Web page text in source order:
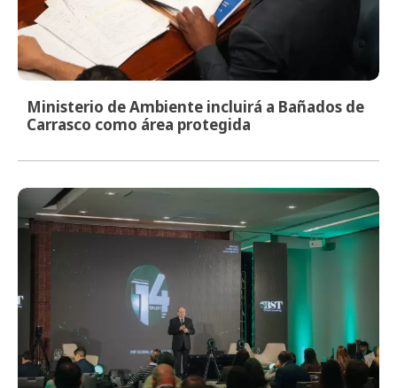
Ministerio de Ambiente incluirá a Bañados de
Carrasco como área protegida